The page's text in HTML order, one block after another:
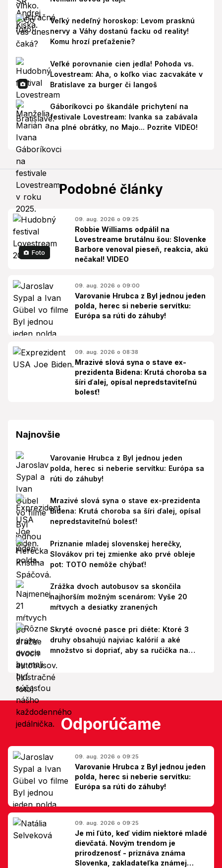
Veľký nedeľný horoskop: Levom prasknú
nervy a Váhy dostanú facku od reality!
Komu hrozí preťaženie?
Veľké porovnanie cien jedla! Pohoda vs.
Lovestream: Aha, o koľko viac zacvakáte v
Bratislave za burger či langoš
Gáboríkovci po škandále prichytení na
festivale Lovestream: Ivanka sa zabávala
na plné obrátky, no Majo... Pozrite VIDEO!
Podobné články
Foto
09. aug. 2026 o 09:25
Robbie Williams odpálil na
Lovestreame brutálnu šou: Slovenke
Barbore venoval pieseň, reakcia, akú
nečakal! VIDEO
09. aug. 2026 o 09:00
Varovanie Hrubca z Byl jednou jeden
polda, herec si neberie servítku:
Európa sa rúti do záhuby!
09. aug. 2026 o 08:38
Mrazivé slová syna o stave ex-
prezidenta Bidena: Krutá choroba sa
šíri ďalej, opísal nepredstaviteľnú
bolesť!
Najnovšie
Varovanie Hrubca z Byl jednou jeden
polda, herec si neberie servítku: Európa sa
rúti do záhuby!
Mrazivé slová syna o stave ex-prezidenta
Bidena: Krutá choroba sa šíri ďalej, opísal
nepredstaviteľnú bolesť!
Priznanie mladej slovenskej herečky,
Slovákov pri tej zmienke ako prvé obleje
pot: TOTO nemôže chýbať!
Zrážka dvoch autobusov sa skončila
najhorším možným scenárom: Vyše 20
mŕtvych a desiatky zranených
Skryté ovocné pasce pri diéte: Ktoré 3
druhy obsahujú najviac kalórií a aké
množstvo si dopriať, aby sa ručička na
Odporúčame
09. aug. 2026 o 09:25
Varovanie Hrubca z Byl jednou jeden
polda, herec si neberie servítku:
Európa sa rúti do záhuby!
09. aug. 2026 o 09:25
Je mi ľúto, keď vidím niektoré mladé
dievčatá. Novým trendom je
prirodzenosť - priznáva známa
Slovenka, zakladateľka známej